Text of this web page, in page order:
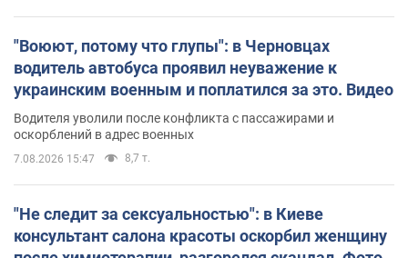
"Воюют, потому что глупы": в Черновцах
водитель автобуса проявил неуважение к
украинским военным и поплатился за это. Видео
Водителя уволили после конфликта с пассажирами и
оскорблений в адрес военных
7.08.2026 15:47 8,7 т.
"Не следит за сексуальностью": в Киеве
консультант салона красоты оскорбил женщину